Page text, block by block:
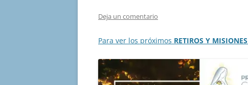
Deja un comentario
Para ver los próximos RETIROS Y MISIONES